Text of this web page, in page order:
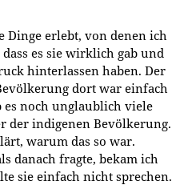
Dinge erlebt, von denen ich
es sie wirklich gab und
hinterlassen haben. Der
dort war einfach
es noch unglaublich viele
der indigenen Bevölkerung.
warum das so war.
danach fragte, bekam ich
sie einfach nicht sprechen.